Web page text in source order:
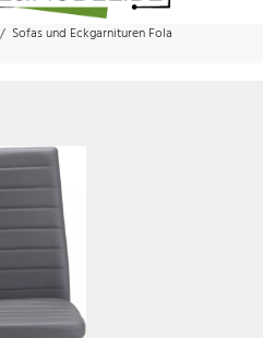
Sofas und Eckgarnituren Fola